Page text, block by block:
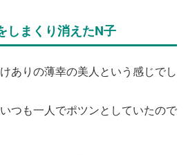
しまくり消えたN子
ありの薄幸の美人という感じでし
つも一人でポツンとしていたので